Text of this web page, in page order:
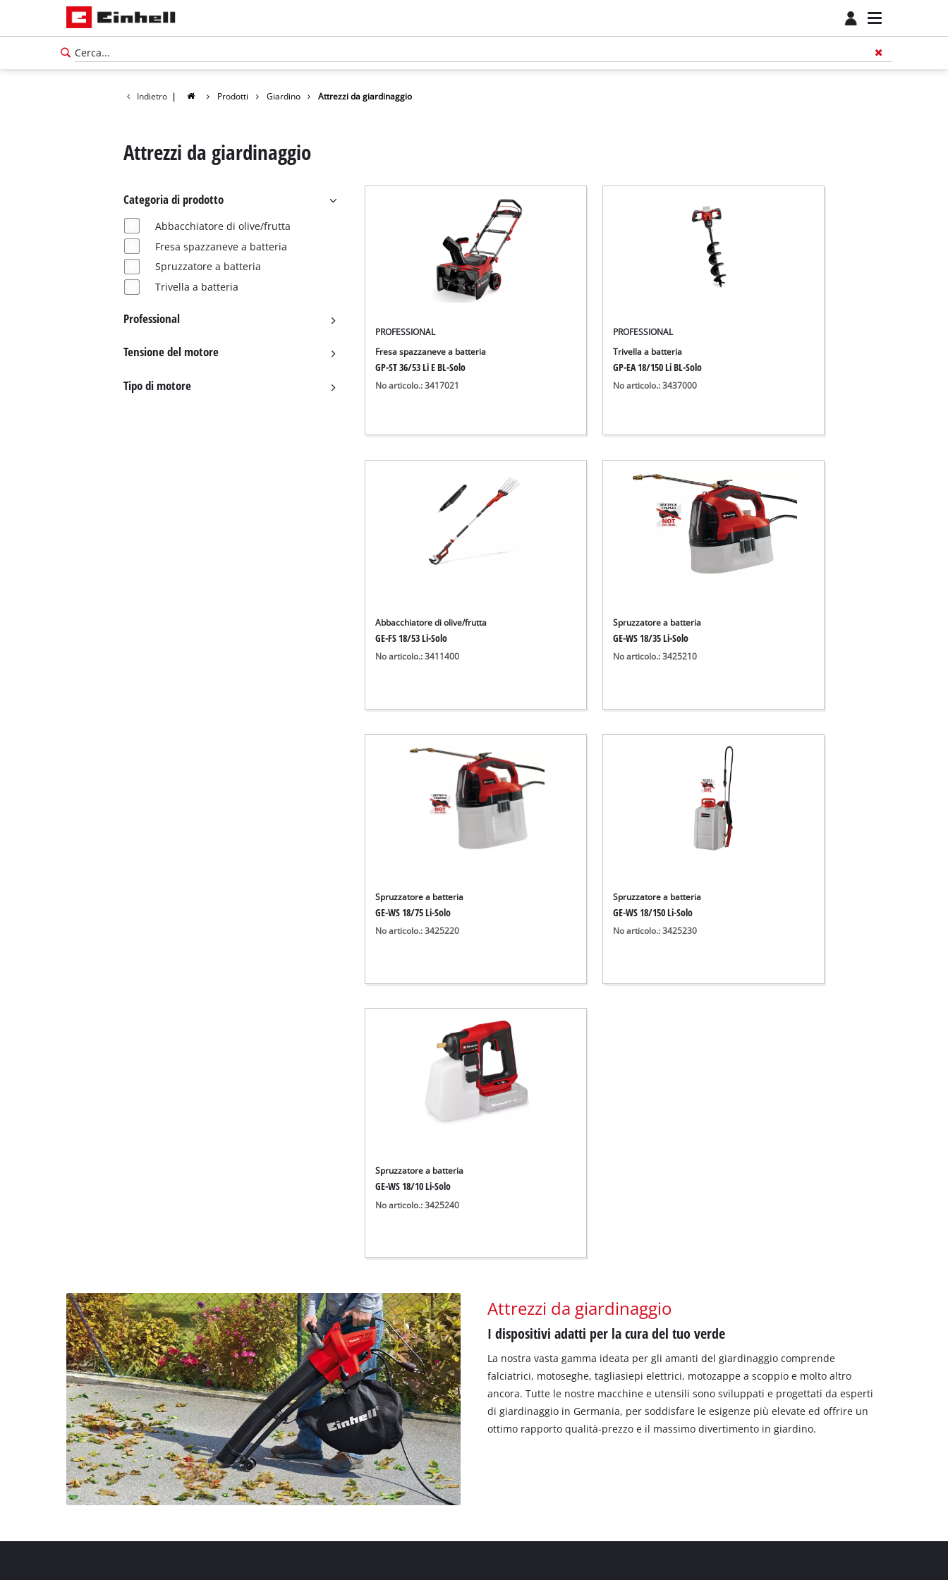
Indietro | Prodotti Giardino Attrezzi da giardinaggio
Attrezzi da giardinaggio
Categoria di prodotto
Abbacchiatore di olive/frutta
Fresa spazzaneve a batteria
Spruzzatore a batteria
Trivella a batteria
Professional
Tensione del motore
Tipo di motore
PROFESSIONAL
Fresa spazzaneve a batteria
GP-ST 36/53 Li E BL-Solo
No articolo.: 3417021
PROFESSIONAL
Trivella a batteria
GP-EA 18/150 Li BL-Solo
No articolo.: 3437000
Abbacchiatore di olive/frutta
GE-FS 18/53 Li-Solo
No articolo.: 3411400
Spruzzatore a batteria
GE-WS 18/35 Li-Solo
No articolo.: 3425210
Spruzzatore a batteria
GE-WS 18/75 Li-Solo
No articolo.: 3425220
Spruzzatore a batteria
GE-WS 18/150 Li-Solo
No articolo.: 3425230
Spruzzatore a batteria
GE-WS 18/10 Li-Solo
No articolo.: 3425240
Attrezzi da giardinaggio
I dispositivi adatti per la cura del tuo verde
La nostra vasta gamma ideata per gli amanti del giardinaggio comprende
falciatrici, motoseghe, tagliasiepi elettrici, motozappe a scoppio e molto altro
ancora. Tutte le nostre macchine e utensili sono sviluppati e progettati da esperti
di giardinaggio in Germania, per soddisfare le esigenze più elevate ed offrire un
ottimo rapporto qualità-prezzo e il massimo divertimento in giardino.